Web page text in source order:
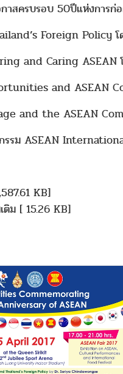
กาสครบรอบ 50ปีแห่งกา
Foreign Policy โ
and Caring ASEAN โ
and ASEAN
and the ASEAN
รรม ASEAN
KB]
ติม [ 15.26 KB]